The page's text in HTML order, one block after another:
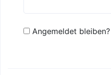
Angemeldet bleiben?